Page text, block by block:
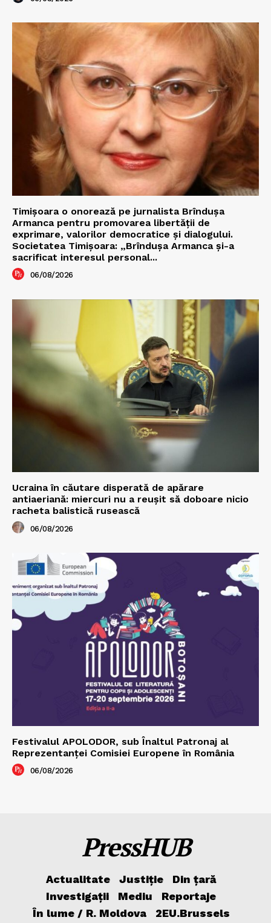
Timișoara o onorează pe jurnalista Brîndușa
Armanca pentru promovarea libertății de
exprimare, valorilor democratice și dialogului.
Societatea Timișoara: „Brîndușa Armanca și-a
sacrificat interesul personal...
06/08/2026
Ucraina în căutare disperată de apărare
antiaeriană: miercuri nu a reușit să doboare nicio
racheta balistică rusească
06/08/2026
Festivalul APOLODOR, sub Înaltul Patronaj al
Reprezentanței Comisiei Europene în România
06/08/2026
PressHUB
Actualitate Justiție
Din țară
Investigații
Mediu
Reportaje
În lume / R. Moldova
2EU.Brussels